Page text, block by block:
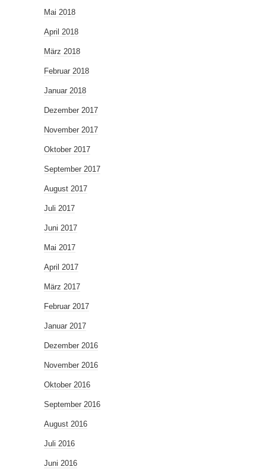
Mai 2018
April 2018
März 2018
Februar 2018
Januar 2018
Dezember 2017
November 2017
Oktober 2017
September 2017
August 2017
Juli 2017
Juni 2017
Mai 2017
April 2017
März 2017
Februar 2017
Januar 2017
Dezember 2016
November 2016
Oktober 2016
September 2016
August 2016
Juli 2016
Juni 2016